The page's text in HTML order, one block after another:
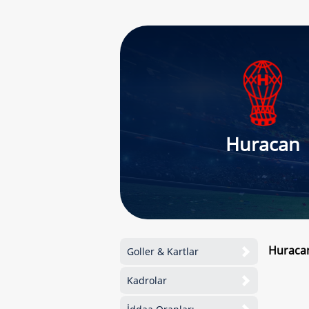
Huracan
Goller & Kartlar
Kadrolar